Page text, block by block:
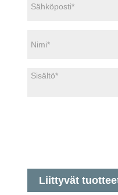
Liittyvät